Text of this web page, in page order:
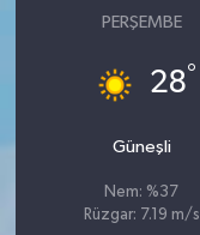
PERŞEMBE
28°
Güneşli
Nem: %37
Rüzgar: 7.19 m/s